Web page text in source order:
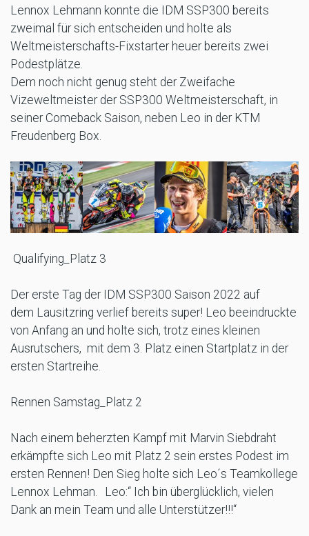
Lennox Lehmann konnte die IDM SSP300 bereits
zweimal für sich entscheiden und holte als
Weltmeisterschafts-Fixstarter heuer bereits zwei
Podestplätze.
Dem noch nicht genug steht der Zweifache
Vizeweltmeister der SSP300 Weltmeisterschaft, in
seiner Comeback Saison, neben Leo in der KTM
Freudenberg Box.
Qualifying_Platz 3
Der erste Tag der IDM SSP300 Saison 2022 auf
dem Lausitzring verlief bereits super! Leo beeindruckte
von Anfang an und holte sich, trotz eines kleinen
Ausrutschers, mit dem 3. Platz einen Startplatz in der
ersten Startreihe.
­Rennen Samstag_Platz 2
Nach einem beherzten Kampf mit Marvin Siebdraht
erkämpfte sich Leo mit Platz 2 sein erstes Podest im
ersten Rennen! Den Sieg holte sich Leo´s Teamkollege
Lennox Lehman. Leo:“ Ich bin überglücklich, vielen
Dank an mein Team und alle Unterstützer!!!“